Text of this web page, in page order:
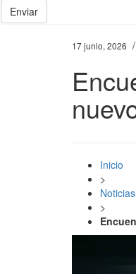
Enviar
17 junio, 2026 /
Inicio
>
>